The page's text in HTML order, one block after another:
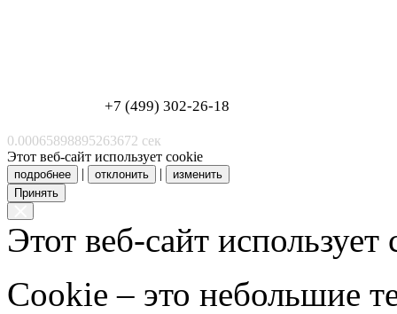
+7 (499) 302-26-18
0.00065898895263672 сек
Этот веб-сайт использует cookie
подробнее | отклонить |
изменить
Принять
Этот веб-сайт использует
Cookie – это небольшие